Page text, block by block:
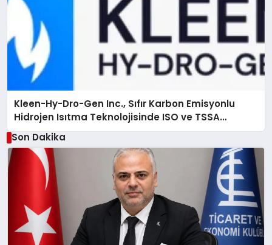
Kleen-Hy-Dro-Gen Inc., Sıfır Karbon Emisyonlu
Hidrojen Isıtma Teknolojisinde ISO ve TSSA
Düzenleyici Onaylarını Aldı
Son Dakika